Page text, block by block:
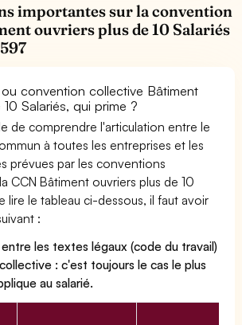
importantes sur la convention
ouvriers plus de 10 Salariés
convention collective Bâtiment
Salariés, qui prime ?
de comprendre l'articulation entre le
à toutes les entreprises et les
prévues par les conventions
CCN Bâtiment ouvriers plus de 10
lire le tableau ci-dessous, il faut avoir
:
les textes légaux (code du travail)
: c'est toujours le cas le plus
au salarié.